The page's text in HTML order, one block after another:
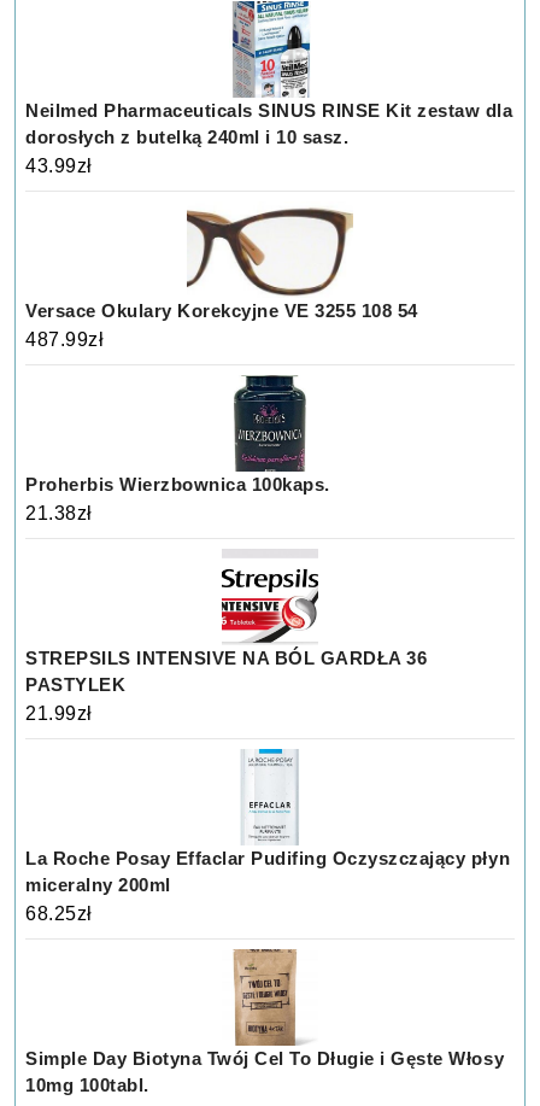
Neilmed Pharmaceuticals SINUS RINSE Kit zestaw dla
dorosłych z butelką 240ml i 10 sasz.
43.99zł
Versace Okulary Korekcyjne VE 3255 108 54
487.99zł
Proherbis Wierzbownica 100kaps.
21.38zł
STREPSILS INTENSIVE NA BÓL GARDŁA 36
PASTYLEK
21.99zł
La Roche Posay Effaclar Pudifing Oczyszczający płyn
miceralny 200ml
68.25zł
Simple Day Biotyna Twój Cel To Długie i Gęste Włosy
10mg 100tabl.